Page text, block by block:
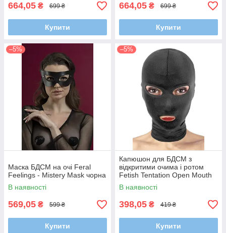
664,05 ₴ 699 ₴
Купити
664,05 ₴ 699 ₴
Купити
–5%
Маска БДСМ на очі Feral
Feelings - Mistery Mask чорна
В наявності
569,05 ₴ 599 ₴
Купити
–5%
Капюшон для БДСМ з
відкритими очима і ротом
Fetish Tentation Open Mouth
and Eyes Hood
В наявності
398,05 ₴ 419 ₴
Купити